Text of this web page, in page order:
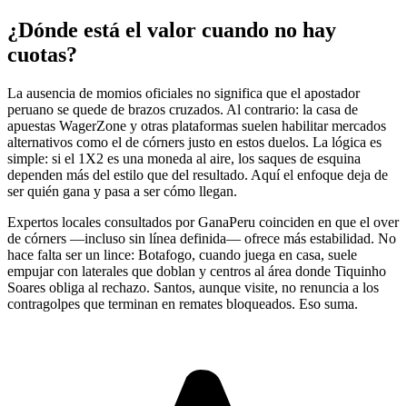
¿Dónde está el valor cuando no hay
cuotas?
La ausencia de momios oficiales no significa que el apostador
peruano se quede de brazos cruzados. Al contrario: la casa de
apuestas WagerZone y otras plataformas suelen habilitar mercados
alternativos como el de córners justo en estos duelos. La lógica es
simple: si el 1X2 es una moneda al aire, los saques de esquina
dependen más del estilo que del resultado. Aquí el enfoque deja de
ser quién gana y pasa a ser cómo llegan.
Expertos locales consultados por GanaPeru coinciden en que el over
de córners —incluso sin línea definida— ofrece más estabilidad. No
hace falta ser un lince: Botafogo, cuando juega en casa, suele
empujar con laterales que doblan y centros al área donde Tiquinho
Soares obliga al rechazo. Santos, aunque visite, no renuncia a los
contragolpes que terminan en remates bloqueados. Eso suma.